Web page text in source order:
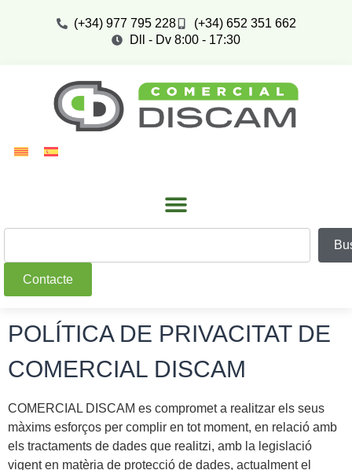
(+34) 977 795 228
(+34) 652 351 662
Dll - Dv 8:00 - 17:30
Contacte
POLÍTICA DE PRIVACITAT DE
COMERCIAL DISCAM
COMERCIAL DISCAM es compromet a realitzar els seus
màxims esforços per complir en tot moment, en relació amb
els tractaments de dades que realitzi, amb la legislació
vigent en matèria de protecció de dades, actualment el